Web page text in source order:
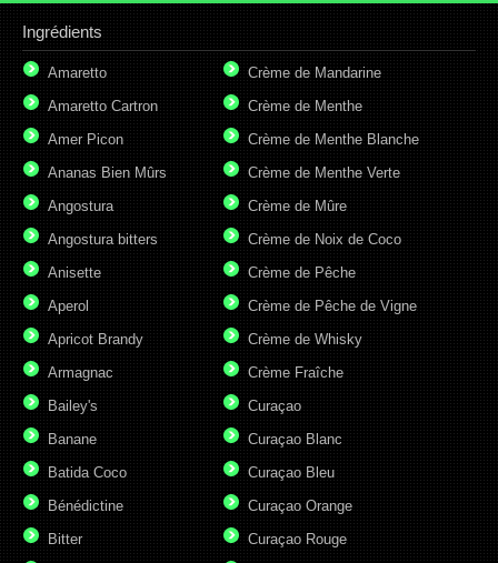
Ingrédients
Amaretto
Amaretto Cartron
Amer Picon
Ananas Bien Mûrs
Angostura
Angostura bitters
Anisette
Aperol
Apricot Brandy
Armagnac
Bailey's
Banane
Batida Coco
Bénédictine
Bitter
Crème de Mandarine
Crème de Menthe
Crème de Menthe Blanche
Crème de Menthe Verte
Crème de Mûre
Crème de Noix de Coco
Crème de Pêche
Crème de Pêche de Vigne
Crème de Whisky
Crème Fraîche
Curaçao
Curaçao Blanc
Curaçao Bleu
Curaçao Orange
Curaçao Rouge